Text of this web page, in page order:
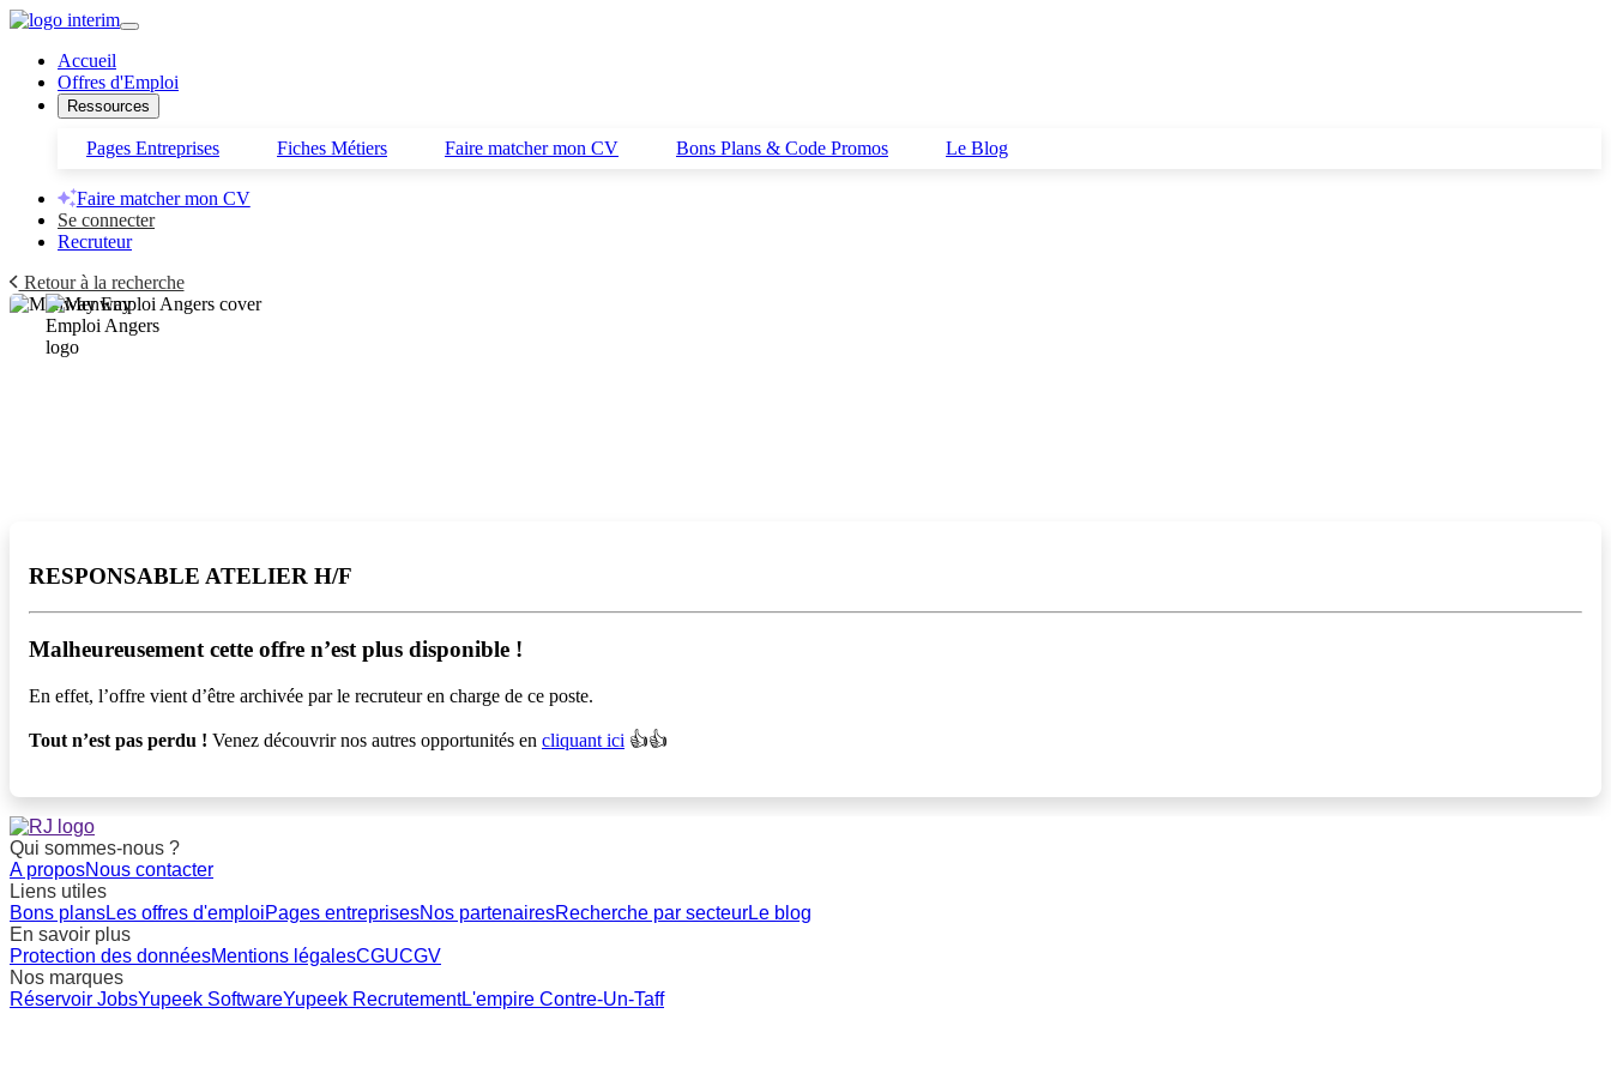
Accueil
Offres d'Emploi
Ressources
Pages Entreprises Fiches Métiers Faire matcher mon CV Bons Plans & Code Promos Le Blog
Faire matcher mon CV
Se connecter
Recruteur
Retour à la recherche
RESPONSABLE ATELIER H/F
Malheureusement cette offre n’est plus disponible !️
En effet, l’offre vient d’être archivée par le recruteur en charge de ce poste.
Tout n’est pas perdu ! Venez découvrir nos autres opportunités en cliquant ici 👍👍
Qui sommes-nous ?
A proposNous contacter
Liens utiles
Bons plansLes offres d'emploiPages entreprisesNos partenairesRecherche par secteurLe blog
En savoir plus
Protection des donnéesMentions légalesCGUCGV
Nos marques
Réservoir JobsYupeek SoftwareYupeek RecrutementL'empire Contre-Un-Taff